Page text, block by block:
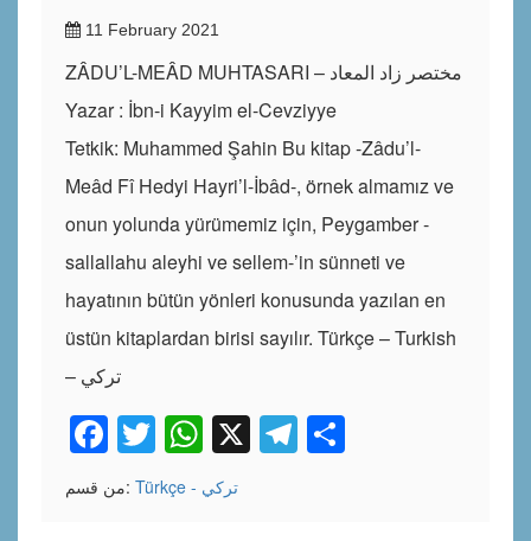
11 February 2021
ZÂDU’L-MEÂD MUHTASARI – مختصر زاد المعاد
Yazar : İbn-i Kayyim el-Cevziyye
Tetkik: Muhammed Şahin Bu kitap -Zâdu’l-
Meâd Fî Hedyi Hayri’l-İbâd-, örnek almamız ve
onun yolunda yürümemiz için, Peygamber -
sallallahu aleyhi ve sellem-’in sünneti ve
hayatının bütün yönleri konusunda yazılan en
üstün kitaplardan birisi sayılır. Türkçe – Turkish
– تركي
Facebook
Twitter
WhatsApp
X Telegram
من قسم: Türkçe - تركي